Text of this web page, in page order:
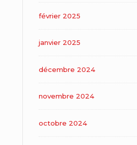
février 2025
janvier 2025
décembre 2024
novembre 2024
octobre 2024